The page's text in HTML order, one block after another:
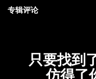
只要找到
仿得了
专辑评论